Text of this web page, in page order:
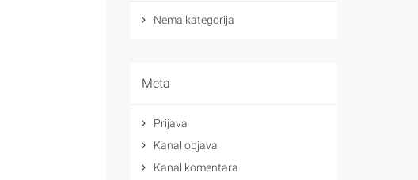
Nema kategorija
Meta
Prijava
Kanal objava
Kanal komentara